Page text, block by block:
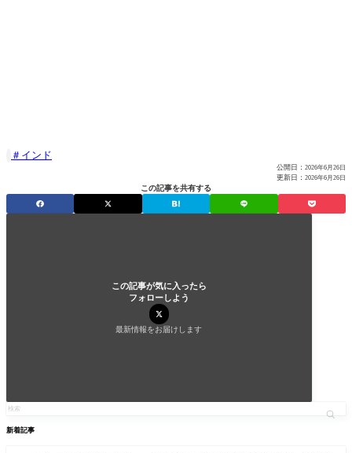
インド
公開日： 2026年6月26日
更新日： 2026年6月26日
この記事を共有する
この記事が気に入ったら
フォローしよう
最新情報をお届けします
新着記事